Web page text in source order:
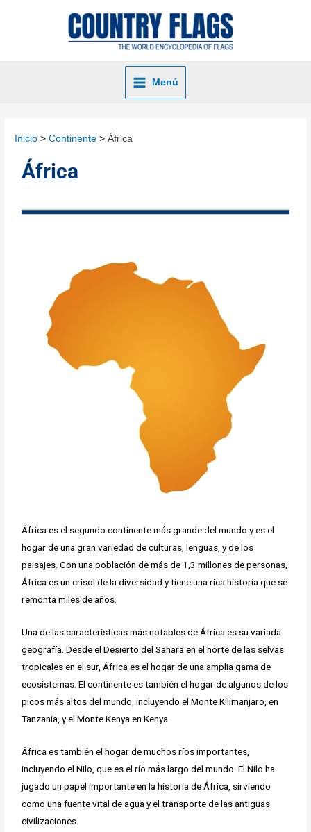
Menú
Inicio Continente África
África
África es el segundo continente más grande del mundo y es el
hogar de una gran variedad de culturas, lenguas, y de los
paisajes. Con una población de más de 1,3 millones de personas,
África es un crisol de la diversidad y tiene una rica historia que se
remonta miles de años.
Una de las características más notables de África es su variada
geografía. Desde el Desierto del Sahara en el norte de las selvas
tropicales en el sur, África es el hogar de una amplia gama de
ecosistemas. El continente es también el hogar de algunos de los
picos más altos del mundo, incluyendo el Monte Kilimanjaro, en
Tanzania, y el Monte Kenya en Kenya.
África es también el hogar de muchos ríos importantes,
incluyendo el Nilo, que es el río más largo del mundo. El Nilo ha
jugado un papel importante en la historia de África, sirviendo
como una fuente vital de agua y el transporte de las antiguas
civilizaciones.